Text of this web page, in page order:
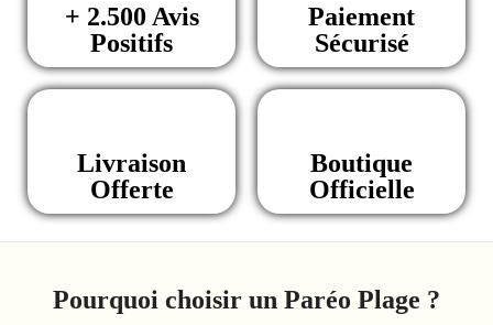
+ 2.500 Avis
Positifs
Paiement
Sécurisé
Livraison
Offerte
Boutique
Officielle
Pourquoi choisir un Paréo Plage ?